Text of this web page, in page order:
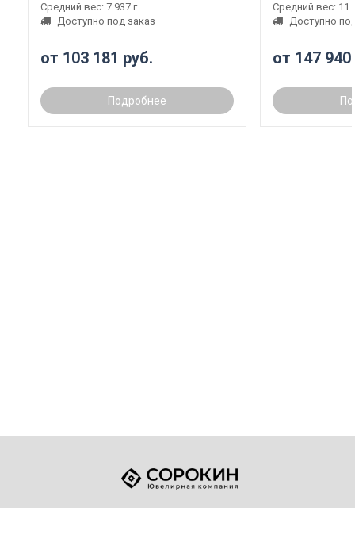
Средний вес: 7.937 г
Доступно под заказ
от 103 181 руб.
Подробнее
Средний вес:
Доступно
от 147 940